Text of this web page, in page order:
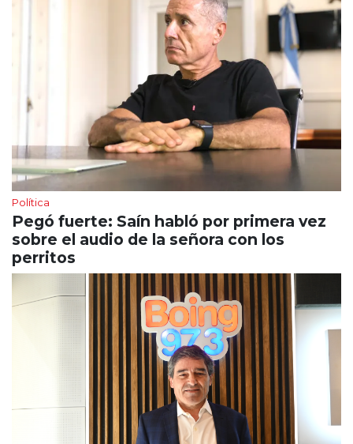
Política
Pegó fuerte: Saín habló por primera vez
sobre el audio de la señora con los
perritos